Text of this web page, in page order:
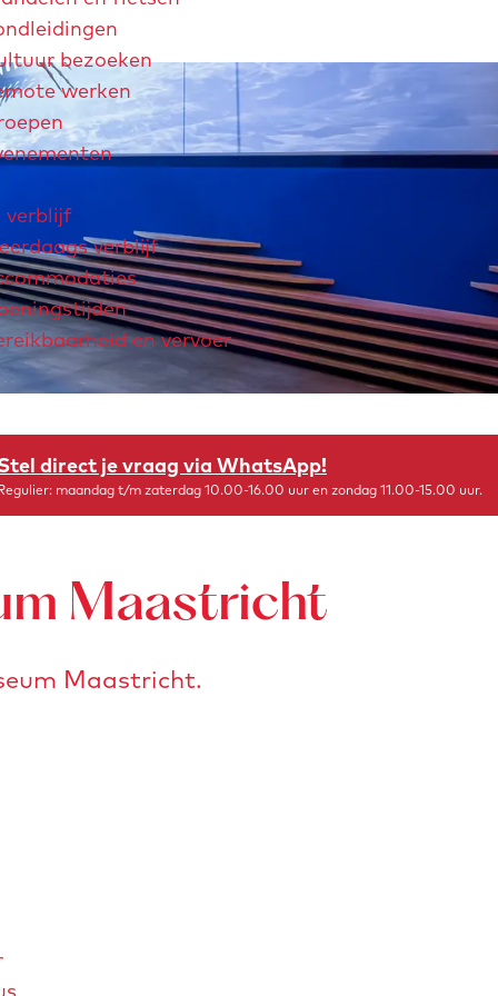
bezoeken
werken
verblijf
verblijf
en vervoer
direct je vraag via WhatsApp!
maandag t/m zaterdag 10.00-16.00 uur en zondag 11.00-15.00 uur.
Maastricht
Maastricht.